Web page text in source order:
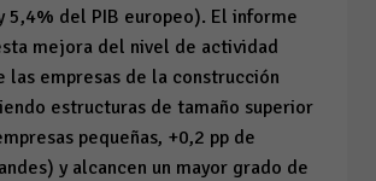
5,4% del PIB europeo). El informe
mejora del nivel de actividad
las empresas de la construcción
estructuras de tamaño superior
pequeñas, +0,2 pp de
y alcancen un mayor grado de